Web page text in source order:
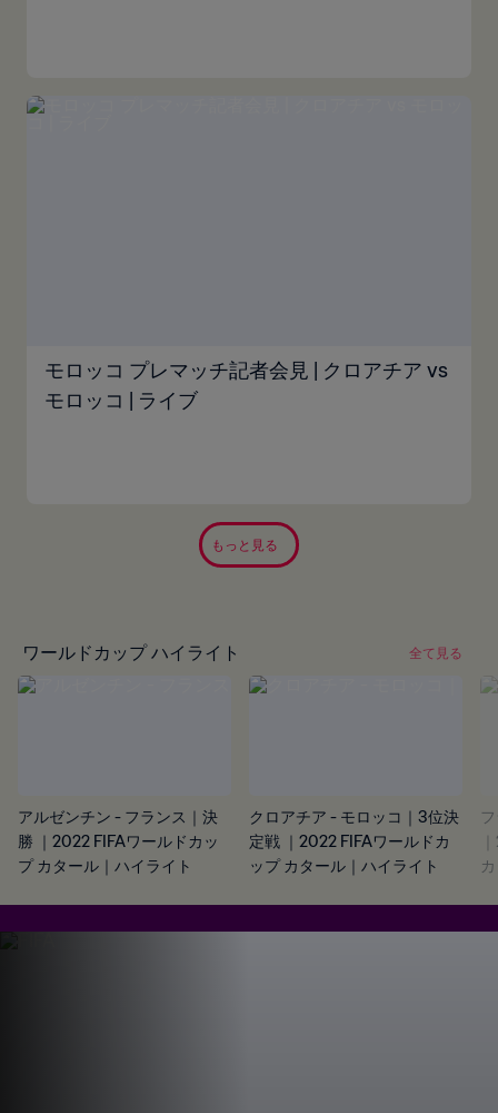
モロッコ プレマッチ記者会見 | クロアチア vs
モロッコ | ライブ
もっと見る
ワールドカップ ハイライト 全て見る
アルゼンチン - フランス｜決
勝 ｜2022 FIFAワールドカッ
プ カタール｜ハイライト
クロアチア - モロッコ｜3位決
定戦 ｜2022 FIFAワールドカ
ップ カタール｜ハイライト